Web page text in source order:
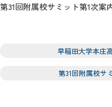
第31回附属校サミット第1次案
早稲田大学本庄
第31回附属校サ